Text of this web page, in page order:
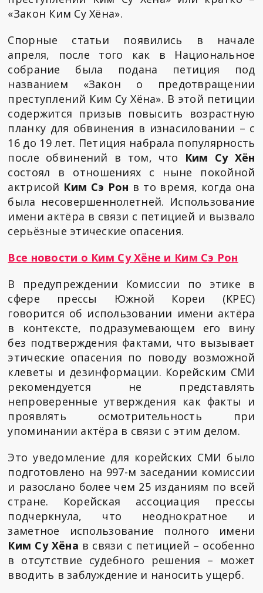
«Закон Ким Су Хёна».
Спорные статьи появились в начале
апреля, после того как в Национальное
собрание была подана петиция под
названием «Закон о предотвращении
преступлений Ким Су Хёна». В этой петиции
содержится призыв повысить возрастную
планку для обвинения в изнасиловании – с
16 до 19 лет. Петиция набрала популярность
после обвинений в том, что
Ким Су Хён
состоял в отношениях с ныне покойной
актрисой Ким Сэ Рон в то время, когда она
была несовершеннолетней. Использование
имени актёра в связи с петицией и вызвало
серьёзные этические опасения.
Все новости о Ким Су Хёне и Ким Сэ Рон
В предупреждении Комиссии по этике в
сфере прессы Южной Кореи (KPEC)
говорится об использовании имени актёра
в контексте, подразумевающем его вину
без подтверждения фактами, что вызывает
этические опасения по поводу возможной
клеветы и дезинформации. Корейским СМИ
рекомендуется не представлять
непроверенные утверждения как факты и
проявлять осмотрительность при
упоминании актёра в связи с этим делом.
Это уведомление для корейских СМИ было
подготовлено на 997-м заседании комиссии
и разослано более чем 25 изданиям по всей
стране. Корейская ассоциация прессы
подчеркнула, что неоднократное и
заметное использование полного имени
Ким Су Хёна в связи с петицией – особенно
в отсутствие судебного решения – может
вводить в заблуждение и наносить ущерб.